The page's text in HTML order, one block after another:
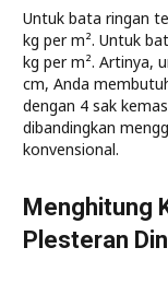
Untuk bata ringan
kg per m². Untuk
kg per m². Artinya,
cm, Anda
dengan 4 sak
dibandingkan
konvensional.
Menghitung
Plesteran